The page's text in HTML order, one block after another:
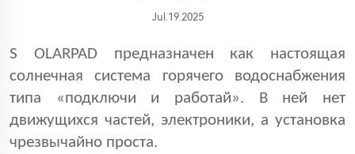
Jul.19.2025
S OLARPAD предназначен как настоящая
солнечная система горячего водоснабжения
типа «подключи и работай». В ней нет
движущихся частей, электроники, а установка
чрезвычайно проста.